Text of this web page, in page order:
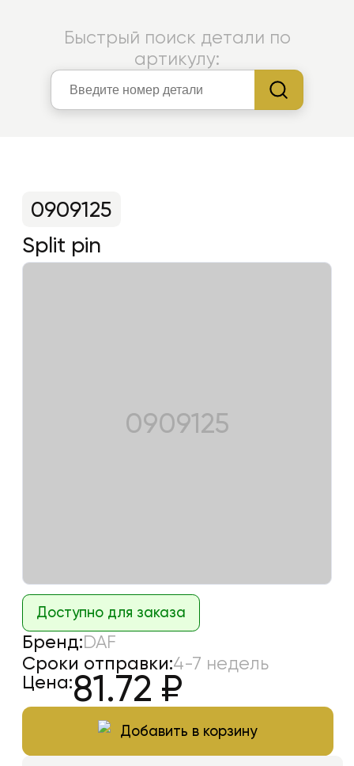
Быстрый поиск детали по
артикулу:
Split pin
0909125
0909125
Доступно для заказа
Бренд:DAF
Сроки отправки:4-7 недель
Цена:81.72 ₽
Добавить в корзину